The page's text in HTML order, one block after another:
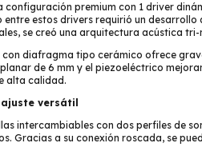
configuración premium con 1 driver
estos drivers requirió un
se creó una arquitectura acústica
con diafragma tipo cerámico ofrece
de 6 mm y el piezoeléctrico
alta calidad.
versátil
intercambiables con dos perfiles de
Gracias a su conexión roscada, se